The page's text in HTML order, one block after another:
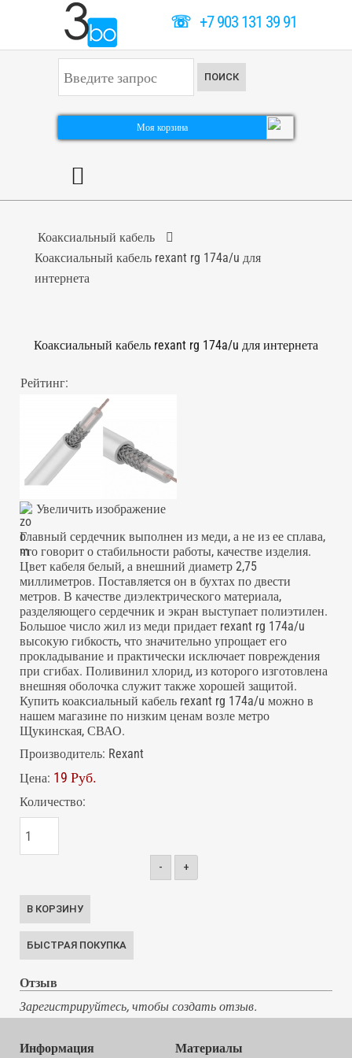
☏+7 903 131 39 91
к
а
ь
ПОИСК
Моя корзина
Коаксиальный кабель
Коаксиальный кабель rexant rg 174a/u для
интернета
Коаксиальный кабель rexant rg 174a/u для интернета
Рейтинг:
Увеличить изображение
Главный сердечник выполнен из меди, а не из ее сплава,
что говорит о стабильности работы, качестве изделия.
Цвет кабеля белый, а внешний диаметр 2,75
миллиметров. Поставляется он в бухтах по двести
метров. В качестве диэлектрического материала,
разделяющего сердечник и экран выступает полиэтилен.
Большое число жил из меди придает rexant rg 174a/u
высокую гибкость, что значительно упрощает его
прокладывание и практически исключает повреждения
при сгибах. Поливинил хлорид, из которого изготовлена
внешняя оболочка служит также хорошей защитой.
Купить коаксиальный кабель rexant rg 174a/u можно в
нашем магазине по низким ценам возле метро
Щукинская, СВАО.
Производитель: Rexant
Цена: 19 Руб.
Количество:
- +
Отзыв
Зарегистрируйтесь, чтобы создать отзыв.
Информация Материалы